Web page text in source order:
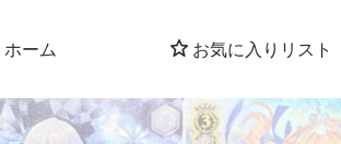
ホーム お気に入りリスト